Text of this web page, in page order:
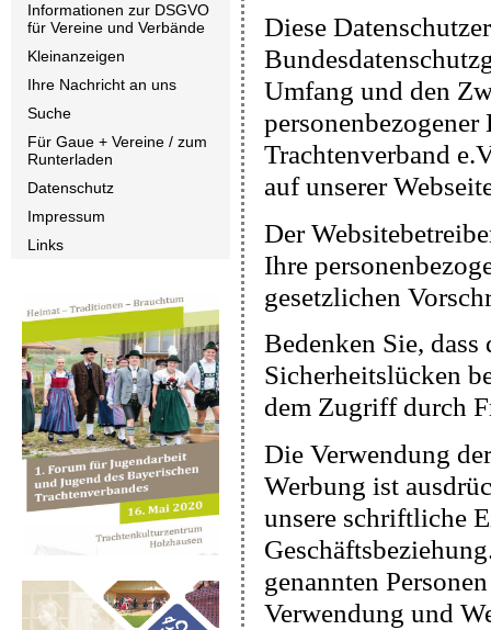
Informationen zur DSGVO
für Vereine und Verbände
Kleinanzeigen
Ihre Nachricht an uns
Suche
Für Gaue + Vereine / zum
Runterladen
Datenschutz
Impressum
Links
Diese
Umfang und den
Trachtenverband
auf unserer
Der
Ihre
gesetzlichen
Bedenken Sie,
Sicherheitslücken
dem Zugriff durch
Die Verwendung
Werbung ist
unsere schriftliche
genannten
Verwendung und